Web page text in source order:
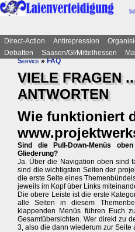
Direct-Action Antirepression
Debatten
Saasen/GI/Mittelhessen
Service»FAQ
VIELE FRAGEN
ANTWORTEN
Wie funktioniert
Sind die Pull-Down-Menüs
Gliederung?
Ja. Über die Navigation oben sind
sind die wichtigsten Seiten der
die erste Seite eines
jeweils im Kopf über Links
Die obere Leiste ist die erste
alle Seiten in diesem
klappenden Menüs führen Euch
Gesamtübersichten. Wer direkt zu
3, also die dann wiederum zur